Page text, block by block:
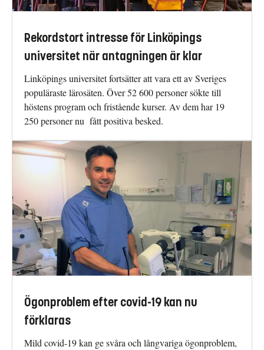
Rekordstort intresse för Linköpings
universitet när antagningen är klar
Linköpings universitet fortsätter att vara ett av Sveriges
populäraste lärosäten. Över 52 600 personer sökte till
höstens program och fristående kurser. Av dem har 19
250 personer nu fått positiva besked.
Ögonproblem efter covid-19 kan nu
förklaras
Mild covid-19 kan ge svåra och långvariga ögonproblem,